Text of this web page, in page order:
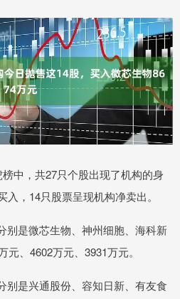
中，共27只个股出现了机构的身
，14只股票呈现机构净卖出。
别是微芯生物、神州细胞、海科新
、4602万元、3931万元。
别是兴通股份、容知日新、有友食